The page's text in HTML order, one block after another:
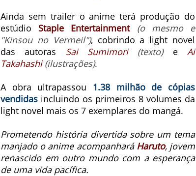
Ainda sem trailer o anime terá produção do
estúdio Staple Entertainment
(o mesmo e
"Kinsou no Vermeil"), cobrindo a light novel
das autoras Sai Sumimori (texto)eAi
Takahashi (ilustrações).
A obra ultrapassou 1.38 milhão de cópias
vendidas incluindo os primeiros 8 volumes da
light novel mais os 7 exemplares do mangá.
Prometendo história divertida sobre um tema
manjado o anime acompanhará Haruto, jovem
renascido em outro mundo com a esperança
de uma vida pacífica.